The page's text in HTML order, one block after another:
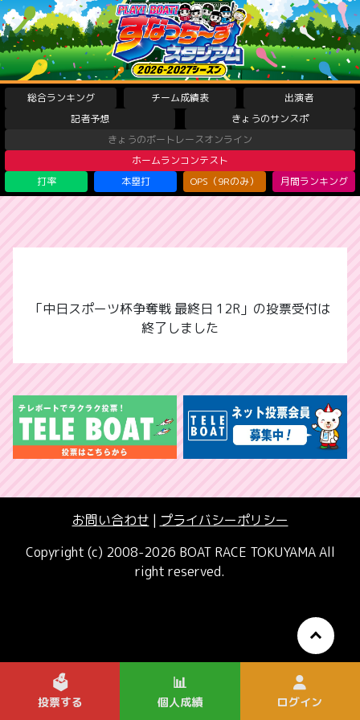
総合ランキング チーム成績表
出演者
記者予想
きょうのサンスポ
きょうのボートレースオンライン
ホームランコンテスト
打率
本塁打 OPS（9Rのみ） 月間ランキング
「中日スポーツ杯争奪戦 最終日 12R」の投票受付は
終了しました
お問い合わせ | プライバシーポリシー
Copyright (c) 2008-2026 BOAT RACE TOKUYAMA All
right reserved.
🗳️
投票する
📊
個人成績 ログイン